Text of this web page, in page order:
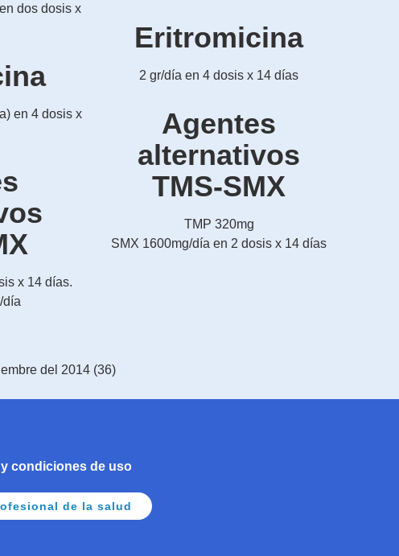
dos dosis x
en 4 dosis x
x 14 días.
día
Eritromicina
2 gr/día en 4 dosis x 14 días
Agentes
alternativos
TMS-SMX
TMP 320mg
SMX 1600mg/día en 2 dosis x 14 días
del 2014 (36)
condiciones de uso
de la salud